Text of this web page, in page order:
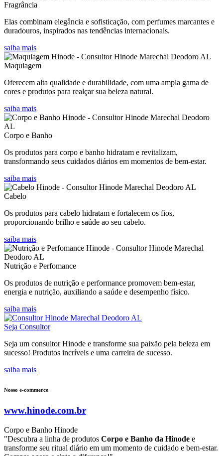
Fragrância
Elas combinam elegância e sofisticação, com perfumes marcantes e
duradouros, inspirados nas tendências internacionais.
saiba mais
Maquiagem
Oferecem alta qualidade e durabilidade, com uma ampla gama de
cores e produtos para realçar sua beleza natural.
saiba mais
Corpo e Banho
Os produtos para corpo e banho hidratam e revitalizam,
transformando seus cuidados diários em momentos de bem-estar.
saiba mais
Cabelo
Os produtos para cabelo hidratam e fortalecem os fios,
proporcionando brilho e saúde ao seu cabelo.
saiba mais
Nutrição e Perfomance
Os produtos de nutrição e performance promovem bem-estar,
energia e nutrição, auxiliando a saúde e desempenho físico.
saiba mais
Seja Consultor
Seja um consultor Hinode e transforme sua paixão pela beleza em
sucesso! Produtos incríveis e uma carreira de sucesso.
saiba mais
Nosso e-commerce
www.hinode.com.br
Corpo e Banho Hinode
"Descubra a linha de produtos Corpo e Banho da Hinode e
transforme seu ritual diário em um momento de cuidado e bem-estar.